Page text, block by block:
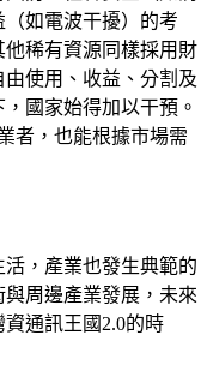
如電波干擾）的考
稀有資源同樣採用財
使用、收益、分割及
國家始得加以干預。
者，也能根據市場需
，產業也發生典範的
周邊產業發展，未來
通訊王國2.0的時